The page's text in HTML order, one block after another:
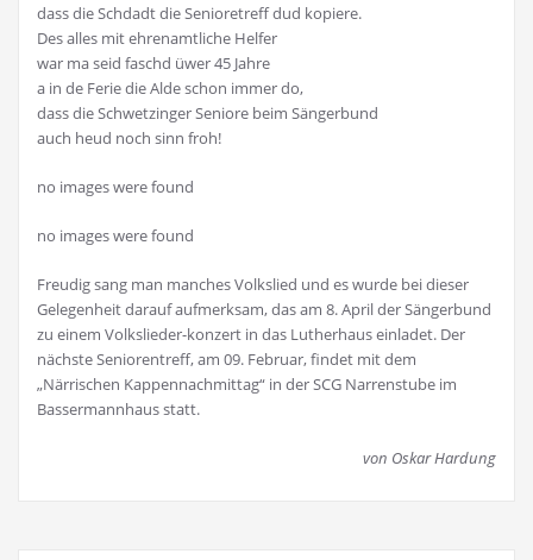
dass die Schdadt die Senioretreff dud kopiere.
Des alles mit ehrenamtliche Helfer
war ma seid faschd üwer 45 Jahre
a in de Ferie die Alde schon immer do,
dass die Schwetzinger Seniore beim Sängerbund
auch heud noch sinn froh!
no images were found
no images were found
Freudig sang man manches Volkslied und es wurde bei dieser
Gelegenheit darauf aufmerksam, das am 8. April der Sängerbund
zu einem Volkslieder-konzert in das Lutherhaus einladet. Der
nächste Seniorentreff, am 09. Februar, findet mit dem
„Närrischen Kappennachmittag“ in der SCG Narrenstube im
Bassermannhaus statt.
von Oskar Hardung